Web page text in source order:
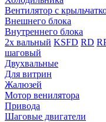
Вентилятор с
Внешнего блока
Внутреннего блока
2х вальный KSFD RD
шаговый
Двухвальные
Для витрин
Жалюзей
Мотор венилятора
Привода
Шаговые двигатели